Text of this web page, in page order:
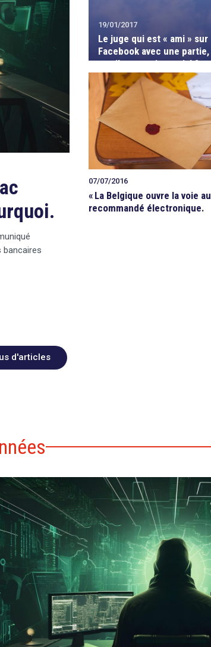
bancaires
19/01/2017
Le juge qui est « ami » sur
Facebook avec une partie,
est-il encore impartial ?
07/07/2016
« La Belgique ouvre la voie au
recommandé électronique.
d'articles